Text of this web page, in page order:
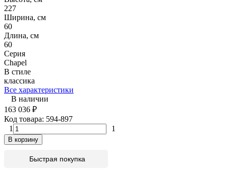
227
Ширина, см
60
Длина, см
60
Серия
Chapel
В стиле
классика
Все характеристики
В наличии
163 036 ₽
Код товара: 594-897
1
1
В корзину
Быстрая покупка